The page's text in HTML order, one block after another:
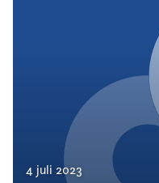
4 juli 2023